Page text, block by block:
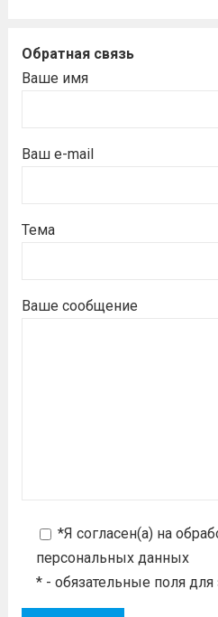
Обратная связь
Ваше имя
Ваш e-mail
Тема
Ваше сообщение
*Я согласен(а) на
персональных данных
* - обязательные поля для